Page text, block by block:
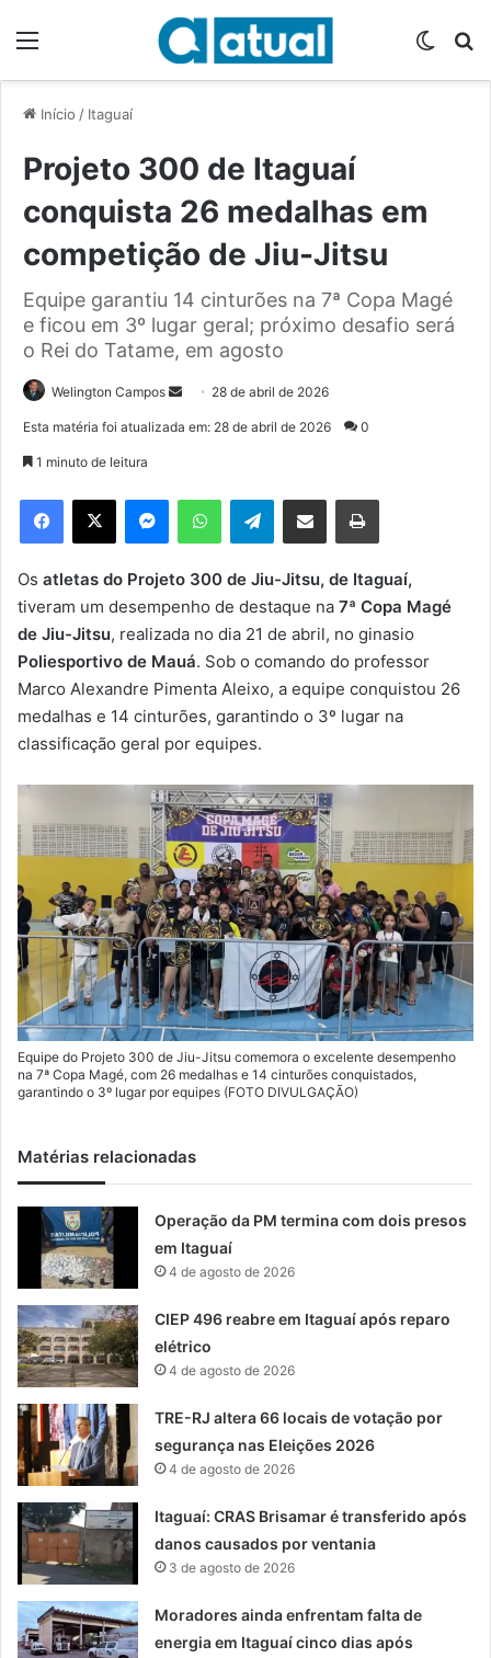
Início / Itaguaí
Projeto 300 de Itaguaí
conquista 26 medalhas em
competição de Jiu-Jitsu
Equipe garantiu 14 cinturões na 7ª Copa Magé
e ficou em 3º lugar geral; próximo desafio será
o Rei do Tatame, em agosto
Welington Campos
e
m
e
-
m
a
l
28 de abril de 2026
Esta matéria foi atualizada em: 28 de abril de 2026 0
1 minuto de leitura
Telegram
Os atletas do Projeto 300 de Jiu-Jitsu, de Itaguaí,
tiveram um desempenho de destaque na 7ª Copa Magé
de Jiu-Jitsu, realizada no dia 21 de abril, no ginasio
Poliesportivo de Mauá. Sob o comando do professor
Marco Alexandre Pimenta Aleixo, a equipe conquistou 26
medalhas e 14 cinturões, garantindo o 3º lugar na
classificação geral por equipes.
Equipe do Projeto 300 de Jiu-Jitsu comemora o excelente desempenho
na 7ª Copa Magé, com 26 medalhas e 14 cinturões conquistados,
garantindo o 3º lugar por equipes (FOTO DIVULGAÇÃO)
Matérias relacionadas
Operação da PM termina com dois presos
em Itaguaí
4 de agosto de 2026
CIEP 496 reabre em Itaguaí após reparo
elétrico
4 de agosto de 2026
TRE-RJ altera 66 locais de votação por
segurança nas Eleições 2026
4 de agosto de 2026
Itaguaí: CRAS Brisamar é transferido após
danos causados por ventania
3 de agosto de 2026
Moradores ainda enfrentam falta de
energia em Itaguaí cinco dias após